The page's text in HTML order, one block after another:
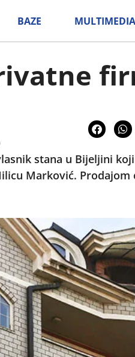
BAZE MULTIMEDIA
stana u Bijeljini
Marković.